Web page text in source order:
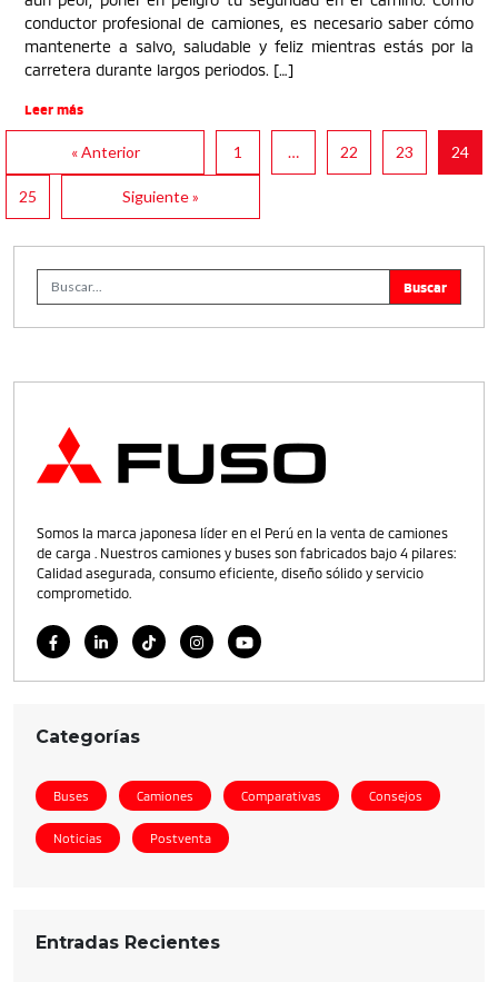
conductor profesional de camiones, es necesario saber cómo
mantenerte a salvo, saludable y feliz mientras estás por la
carretera durante largos periodos. […]
Leer más
« Anterior 1 … 22 23 24
25 Siguiente »
Somos la marca japonesa líder en el Perú en la venta de camiones
de carga . Nuestros camiones y buses son fabricados bajo 4 pilares:
Calidad asegurada, consumo eficiente, diseño sólido y servicio
comprometido.
Categorías
Buses Camiones Comparativas Consejos
Noticias Postventa
Entradas Recientes